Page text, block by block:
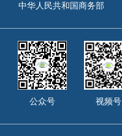
中华人民共和国商务部
公众号 视频号